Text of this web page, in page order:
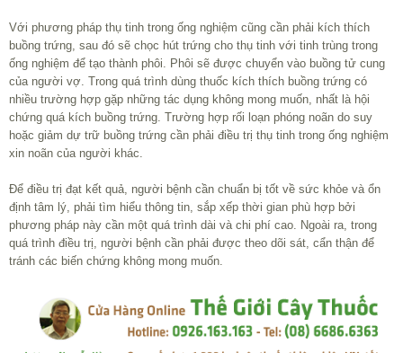
Với phương pháp thụ tinh trong ống nghiệm cũng cần phải kích thích
buồng trứng, sau đó sẽ chọc hút trứng cho thụ tinh với tinh trùng trong
ống nghiệm để tạo thành phôi. Phôi sẽ được chuyển vào buồng tử cung
của người vợ. Trong quá trình dùng thuốc kích thích buồng trứng có
nhiều trường hợp gặp những tác dụng không mong muốn, nhất là hội
chứng quá kích buồng trứng. Trường hợp rối loạn phóng noãn do suy
hoặc giảm dự trữ buồng trứng cần phải điều trị thụ tinh trong ống nghiệm
xin noãn của người khác.
Để điều trị đạt kết quả, người bệnh cần chuẩn bị tốt về sức khỏe và ổn
định tâm lý, phải tìm hiểu thông tin, sắp xếp thời gian phù hợp bởi
phương pháp này cần một quá trình dài và chi phí cao. Ngoài ra, trong
quá trình điều trị, người bệnh cần phải được theo dõi sát, cẩn thận để
tránh các biến chứng không mong muốn.